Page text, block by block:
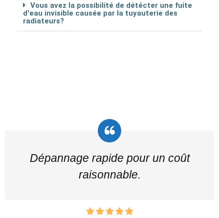
Vous avez la possibilité de détécter une fuite
d'eau invisible causée par la tuyauterie des
radiateurs?
Dépannage rapide pour un coût
raisonnable.